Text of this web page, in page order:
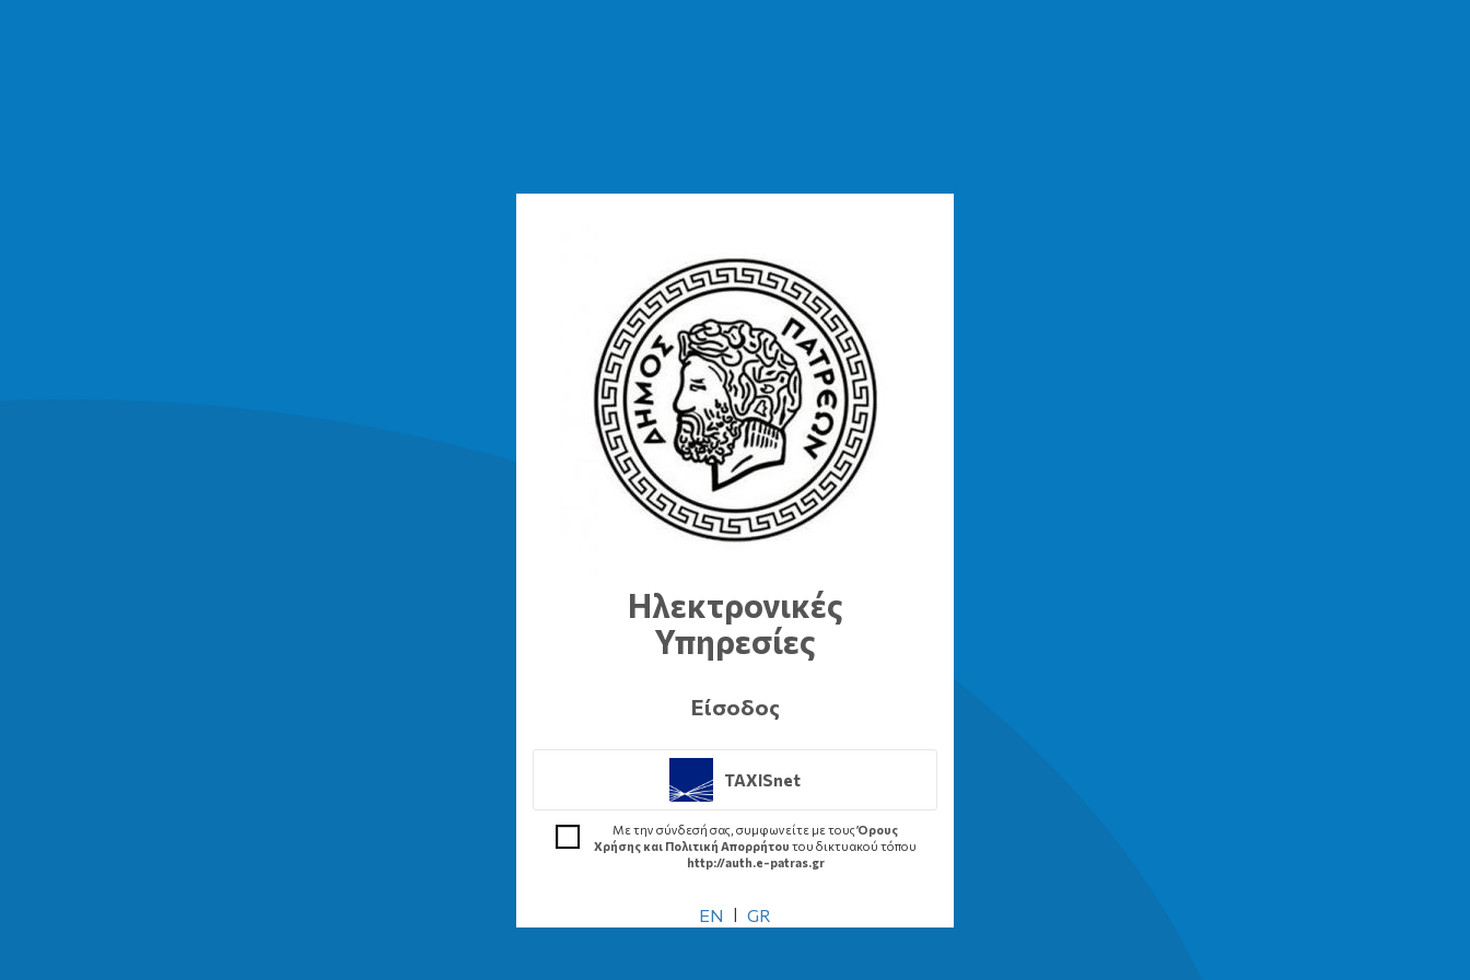
Ηλεκτρονικές
Υπηρεσίες
Είσοδος
TAXISnet
Με την σύνδεσή σας, συμφωνείτε με τουςΌρους
Χρήσης και Πολιτική Απορρήτου του δικτυακού τόπου
http://auth.e-patras.gr
EN | GR